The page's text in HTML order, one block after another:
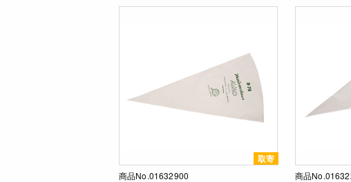
取寄
商品No.01632900 商品